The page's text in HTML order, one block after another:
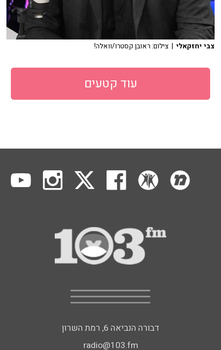
צבי יחזקאלי | צילום: ראובן קסטרו/וואלה!
עוד קטעים
דבורה הנביאה 6, רמת השרון
radio@103.fm